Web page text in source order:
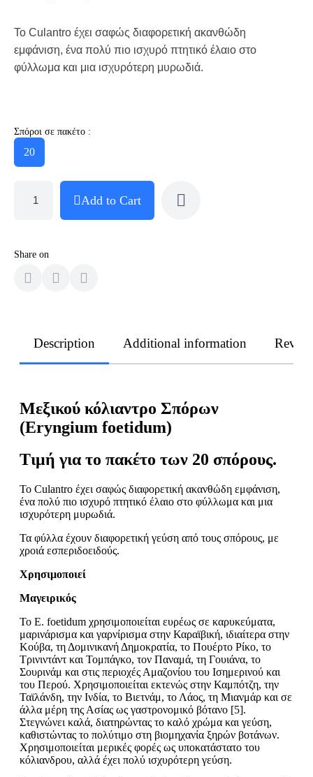
Το Culantro έχει σαφώς διαφορετική ακανθώδη
εμφάνιση, ένα πολύ πιο ισχυρό πτητικό έλαιο στο
φύλλωμα και μια ισχυρότερη μυρωδιά.
Σπόροι σε πακέτο :
20
Add to Cart
Share on
Description Additional information
Μεξικού κόλιαντρο Σπόρων
(Eryngium foetidum)
Τιμή για το πακέτο των 20 σπόρους.
Το Culantro έχει σαφώς διαφορετική ακανθώδη εμφάνιση,
ένα πολύ πιο ισχυρό πτητικό έλαιο στο φύλλωμα και μια
ισχυρότερη μυρωδιά.
Τα φύλλα έχουν διαφορετική γεύση από τους σπόρους, με
χροιά εσπεριδοειδούς.
Χρησιμοποιεί
Μαγειρικός
Το E. foetidum χρησιμοποιείται ευρέως σε καρυκεύματα,
μαρινάρισμα και γαρνίρισμα στην Καραϊβική, ιδιαίτερα στην
Κούβα, τη Δομινικανή Δημοκρατία, το Πουέρτο Ρίκο, το
Τρινιντάντ και Τομπάγκο, τον Παναμά, τη Γουιάνα, το
Σουρινάμ και στις περιοχές Αμαζονίου του Ισημερινού και
του Περού. Χρησιμοποιείται εκτενώς στην Καμπότζη, την
Ταϊλάνδη, την Ινδία, το Βιετνάμ, το Λάος, τη Μιανμάρ και σε
άλλα μέρη της Ασίας ως γαστρονομικό βότανο [5].
Στεγνώνει καλά, διατηρώντας το καλό χρώμα και γεύση,
καθιστώντας το πολύτιμο στη βιομηχανία ξηρών βοτάνων.
Χρησιμοποιείται μερικές φορές ως υποκατάστατο του
κόλιανδρου, αλλά έχει πολύ ισχυρότερη γεύση.